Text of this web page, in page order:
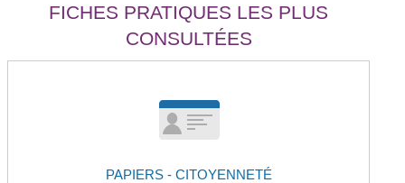
FICHES PRATIQUES LES PLUS
CONSULTÉES
PAPIERS - CITOYENNETÉ